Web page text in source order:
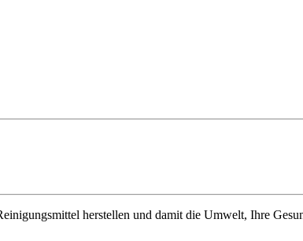
herstellen und damit die Umwelt, Ihre